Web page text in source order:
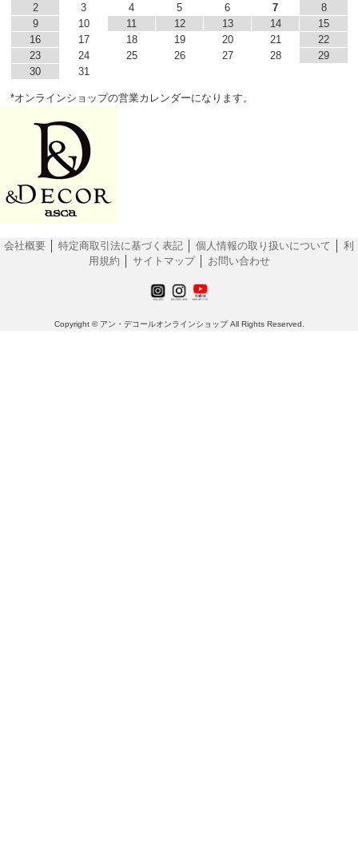
2
3 4 5 6 7
8
9
10 11 12 13 14
15
16
17 18 19 20 21
22
23
24 25 26 27 28
29
30
31
*オンラインショップの営業カレンダーになります。
会社概要 特定商取引法に基づく表記 個人情報の取り扱いについて
利
用規約
サイトマップ│ お問い合わせ
Copyright © アン・デコールオンラインショップ All Rights Reserved.